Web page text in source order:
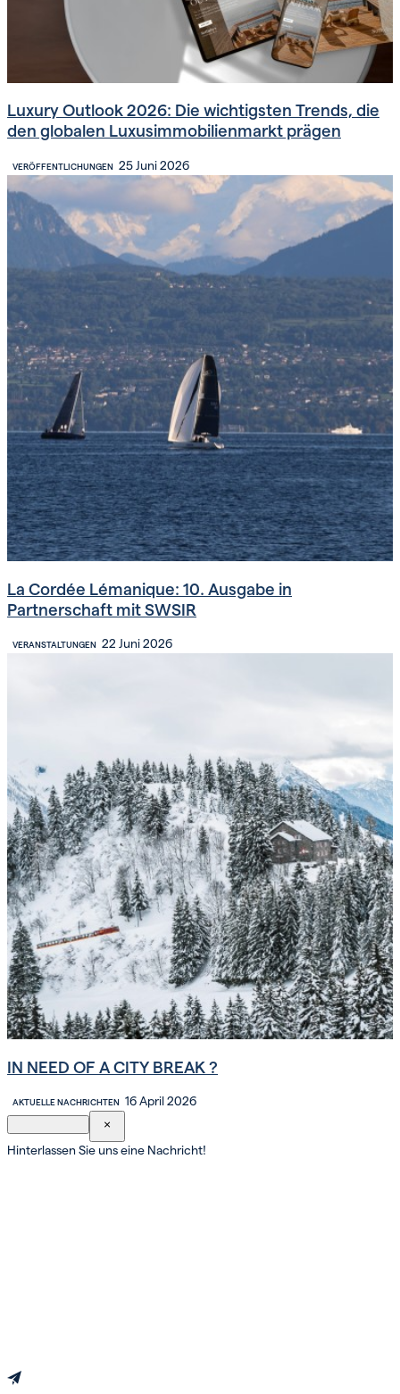
Luxury Outlook 2026: Die wichtigsten Trends, die
den globalen Luxusimmobilienmarkt prägen
VERÖFFENTLICHUNGEN 25 Juni 2026
La Cordée Lémanique: 10. Ausgabe in
Partnerschaft mit SWSIR
VERANSTALTUNGEN 22 Juni 2026
IN NEED OF A CITY BREAK ?
AKTUELLE NACHRICHTEN 16 April 2026
×
Hinterlassen Sie uns eine Nachricht!